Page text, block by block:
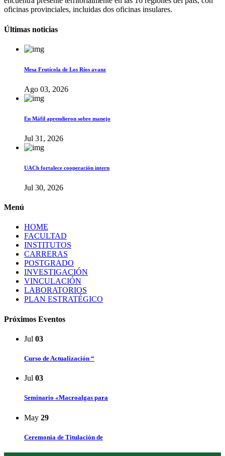
oficinas provinciales, incluidas dos oficinas insulares.
Últimas noticias
Mesa Frutícola de Los Ríos avanz
Ago 03, 2026
En Máfil aprendieron sobre manejo
Jul 31, 2026
UACh fortalece cooperación intern
Jul 30, 2026
Menú
HOME
FACULTAD
INSTITUTOS
CARRERAS
POSTGRADO
INVESTIGACIÓN
VINCULACIÓN
LABORATORIOS
PLAN ESTRATÉGICO
Próximos Eventos
Jul 03
Curso de Actualización “
Jul 03
Seminario «Macroalgas para
May 29
Ceremonia de Titulación de